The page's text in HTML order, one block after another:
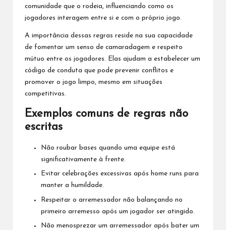
comunidade que o rodeia, influenciando como os
jogadores interagem entre si e com o próprio jogo.
A importância dessas regras reside na sua capacidade
de fomentar um senso de camaradagem e respeito
mútuo entre os jogadores. Elas ajudam a estabelecer um
código de conduta que pode prevenir conflitos e
promover o jogo limpo, mesmo em situações
competitivas.
Exemplos comuns de regras não
escritas
Não roubar bases quando uma equipe está
significativamente à frente.
Evitar celebrações excessivas após home runs para
manter a humildade.
Respeitar o arremessador não balançando no
primeiro arremesso após um jogador ser atingido.
Não menosprezar um arremessador após bater um